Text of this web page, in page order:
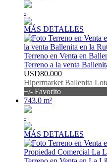
-
MÁS DETALLES
Terreno en Venta en
Terreno a la venta
USD80.000
Hipermarket Ballenita
+/- Favorito
743.0 m²
-
MÁS DETALLES